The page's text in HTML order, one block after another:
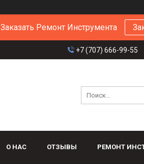
Заказать Ремонт Инструмента
+7 (707) 666-99-55
О НАС ОТЗЫВЫ РЕМОНТ